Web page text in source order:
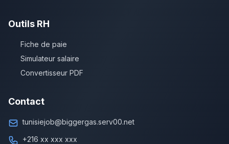
Outils RH
Fiche de paie
Simulateur salaire
Convertisseur PDF
Contact
tunisiejob@biggergas.serv00.net
+216 xx xxx xxx